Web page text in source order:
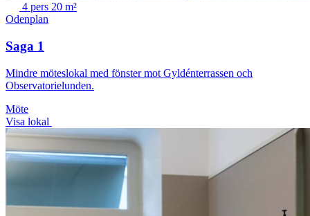
4 pers 20 m²
Odenplan
Saga 1
Mindre möteslokal med fönster mot Gyldénterrassen och
Observatorielunden.
Möte
Visa lokal